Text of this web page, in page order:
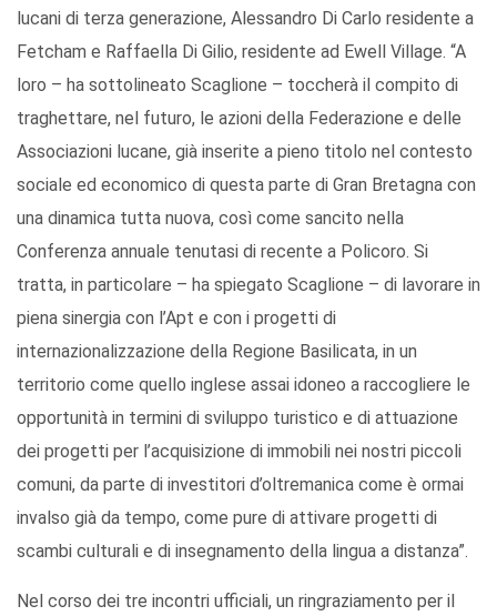
lucani di terza generazione, Alessandro Di Carlo residente a
Fetcham e Raffaella Di Gilio, residente ad Ewell Village. “A
loro – ha sottolineato Scaglione – toccherà il compito di
traghettare, nel futuro, le azioni della Federazione e delle
Associazioni lucane, già inserite a pieno titolo nel contesto
sociale ed economico di questa parte di Gran Bretagna con
una dinamica tutta nuova, così come sancito nella
Conferenza annuale tenutasi di recente a Policoro. Si
tratta, in particolare – ha spiegato Scaglione – di lavorare in
piena sinergia con l’Apt e con i progetti di
internazionalizzazione della Regione Basilicata, in un
territorio come quello inglese assai idoneo a raccogliere le
opportunità in termini di sviluppo turistico e di attuazione
dei progetti per l’acquisizione di immobili nei nostri piccoli
comuni, da parte di investitori d’oltremanica come è ormai
invalso già da tempo, come pure di attivare progetti di
scambi culturali e di insegnamento della lingua a distanza”.
Nel corso dei tre incontri ufficiali, un ringraziamento per il